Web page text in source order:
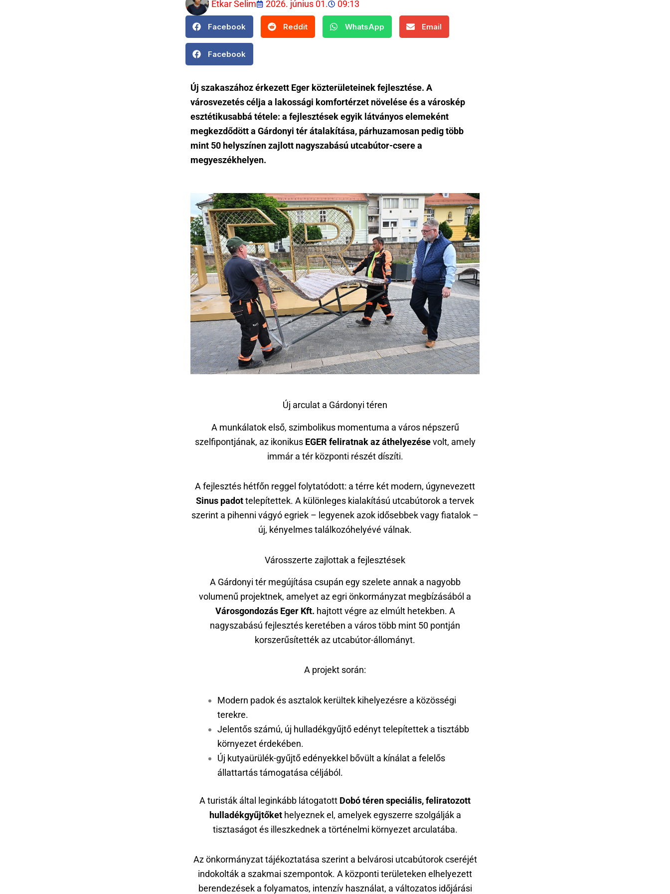
Etkar Selim
2026. június 01. 09:13
Facebook Reddit WhatsApp Email
Facebook
Új szakaszához érkezett Eger közterületeinek fejlesztése. A
városvezetés célja a lakossági komfortérzet növelése és a városkép
esztétikusabbá tétele: a fejlesztések egyik látványos elemeként
megkezdődött a Gárdonyi tér átalakítása, párhuzamosan pedig több
mint 50 helyszínen zajlott nagyszabású utcabútor-csere a
megyeszékhelyen.
Új arculat a Gárdonyi téren
A munkálatok első, szimbolikus momentuma a város népszerű
szelfipontjának, az ikonikus EGER feliratnak az áthelyezésevolt, amely
immár a tér központi részét díszíti.
A fejlesztés hétfőn reggel folytatódott: a térre két modern, úgynevezett
Sinus padottelepítettek. A különleges kialakítású utcabútorok a tervek
szerint a pihenni vágyó egriek – legyenek azok idősebbek vagy fiatalok –
új, kényelmes találkozóhelyévé válnak.
Városszerte zajlottak a fejlesztések
A Gárdonyi tér megújítása csupán egy szelete annak a nagyobb
volumenű projektnek, amelyet az egri önkormányzat megbízásából a
Városgondozás Eger Kft. hajtott végre az elmúlt hetekben. A
nagyszabású fejlesztés keretében a város több mint 50 pontján
korszerűsítették az utcabútor-állományt.
A projekt során:
Modern padok és asztalok kerültek kihelyezésre a közösségi
terekre.
Jelentős számú, új hulladékgyűjtő edényt telepítettek a tisztább
környezet érdekében.
Új kutyaürülék-gyűjtő edényekkel bővült a kínálat a felelős
állattartás támogatása céljából.
A turisták által leginkább látogatott Dobó téren speciális, feliratozott
hulladékgyűjtőkethelyeznek el, amelyek egyszerre szolgálják a
tisztaságot és illeszkednek a történelmi környezet arculatába.
Az önkormányzat tájékoztatása szerint a belvárosi utcabútorok cseréjét
indokolták a szakmai szempontok. A központi területeken elhelyezett
berendezések a folyamatos, intenzív használat, a változatos időjárási